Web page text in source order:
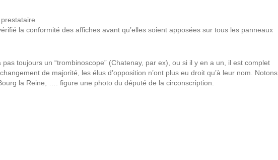
la conformité des affiches avant qu’elles soient apposées sur tous les panneaux
pas toujours un “trombinoscope” (Chatenay, par ex), ou si il y en a un, il est complet
de majorité, les élus d’opposition n’ont plus eu droit qu’à leur nom. Notons
la Reine, …. figure une photo du député de la circonscription.